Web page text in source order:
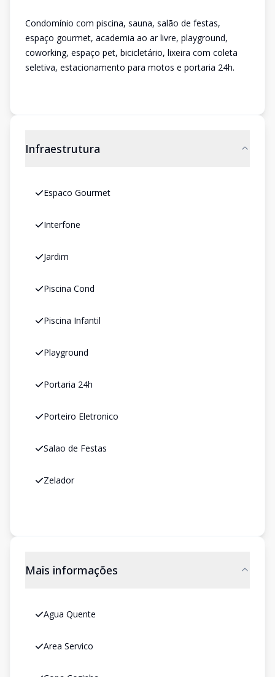
Condomínio com piscina, sauna, salão de festas,
espaço gourmet, academia ao ar livre, playground,
coworking, espaço pet, bicicletário, lixeira com coleta
seletiva, estacionamento para motos e portaria 24h.
Infraestrutura
Espaco Gourmet
Interfone
Jardim
Piscina Cond
Piscina Infantil
Playground
Portaria 24h
Porteiro Eletronico
Salao de Festas
Zelador
Mais informações
Agua Quente
Area Servico